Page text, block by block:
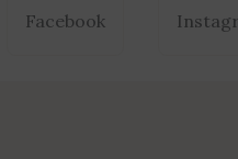
Facebook